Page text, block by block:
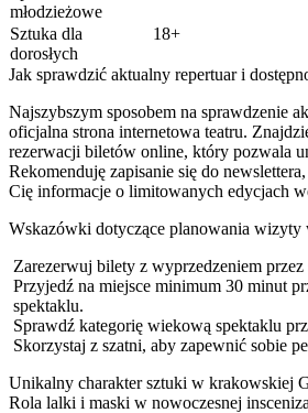
młodzieżowe
Sztuka dla
dorosłych
18+
Jak sprawdzić aktualny repertuar i
Najszybszym sposobem na sprawdzenie
oficjalna strona internetowa teatru.
rezerwacji biletów online, który pozwala
Rekomenduję zapisanie się do
Cię informacje o limitowanych edycjach
Wskazówki dotyczące planowania wizyty
Zarezerwuj bilety z wyprzedzeniem przez
Przyjedź na miejsce minimum 30 minut
spektaklu.
Sprawdź kategorię wiekową spektaklu
Skorzystaj z szatni, aby zapewnić sobie
Unikalny charakter sztuki w krakowskiej
Rola lalki i maski w nowoczesnej